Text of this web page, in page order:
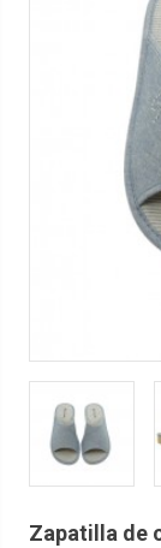
Zapatilla de